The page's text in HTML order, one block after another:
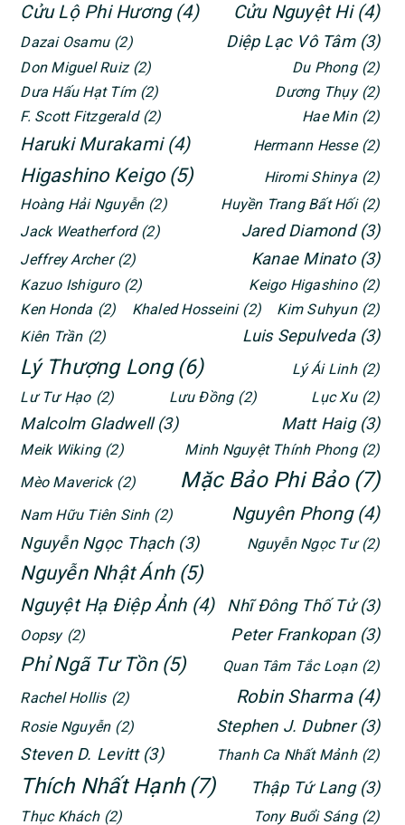
Cửu Lộ Phi Hương (4) Cửu Nguyệt Hi (4)
Dazai Osamu (2) Diệp Lạc Vô Tâm (3)
Don Miguel Ruiz (2) Du Phong (2)
Dưa Hấu Hạt Tím (2) Dương Thụy (2)
F. Scott Fitzgerald (2) Hae Min (2)
Haruki Murakami (4) Hermann Hesse (2)
Higashino Keigo (5) Hiromi Shinya (2)
Hoàng Hải Nguyễn (2) Huyền Trang Bất Hối (2)
Jack Weatherford (2) Jared Diamond (3)
Jeffrey Archer (2) Kanae Minato (3)
Kazuo Ishiguro (2) Keigo Higashino (2)
Ken Honda (2) Khaled Hosseini (2) Kim Suhyun (2)
Kiên Trần (2) Luis Sepulveda (3)
Lý Thượng Long (6) Lý Ái Linh (2)
Lư Tư Hạo (2) Lưu Đồng (2) Lục Xu (2)
Malcolm Gladwell (3) Matt Haig (3)
Meik Wiking (2) Minh Nguyệt Thính Phong (2)
Mèo Maverick (2) Mặc Bảo Phi Bảo (7)
Nam Hữu Tiên Sinh (2) Nguyên Phong (4)
Nguyễn Ngọc Thạch (3) Nguyễn Ngọc Tư (2)
Nguyễn Nhật Ánh (5)
Nguyệt Hạ Điệp Ảnh (4) Nhĩ Đông Thố Tử (3)
Oopsy (2) Peter Frankopan (3)
Phỉ Ngã Tư Tồn (5) Quan Tâm Tắc Loạn (2)
Rachel Hollis (2) Robin Sharma (4)
Rosie Nguyễn (2) Stephen J. Dubner (3)
Steven D. Levitt (3) Thanh Ca Nhất Mảnh (2)
Thích Nhất Hạnh (7) Thập Tứ Lang (3)
Thục Khách (2) Tony Buổi Sáng (2)